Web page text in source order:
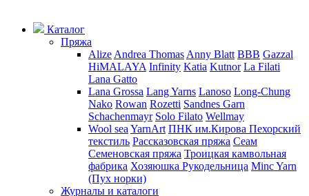
Каталог
Пряжа
Alize Andrea Thomas Anny Blatt BBB Gazzal
HiMALAYA Infinity Katia Kutnor La Filati
Lana Gatto
Lana Grossa Lang Yarns Lanoso Long-Chung
Nako Rowan Rozetti Sandnes Garn
Schachenmayr Solo Filato Wellmay
Wool sea YarnArt ПНК им.Кирова Пехорский
текстиль Рассказовская пряжа Сеам
Семеновская пряжа Троицкая камвольная
фабрика Хозяюшка Рукодельница Minc Yarn
(Пух норки)
Журналы и каталоги